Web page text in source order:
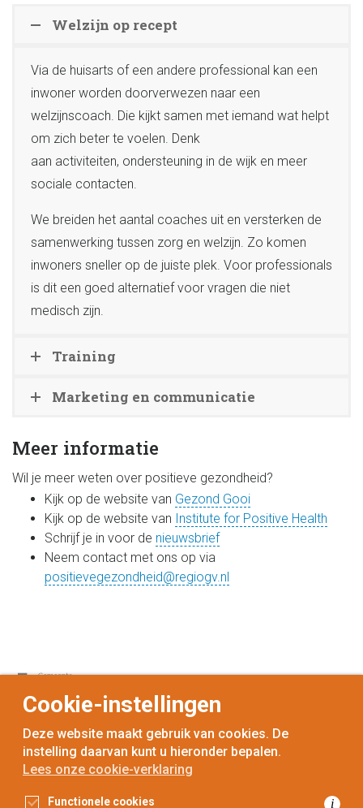
Welzijn op recept
Via de huisarts of een andere professional kan een
inwoner worden doorverwezen naar een
welzijnscoach. Die kijkt samen met iemand wat helpt
om zich beter te voelen. Denk
aan activiteiten, ondersteuning in de wijk en meer
sociale contacten.
We breiden het aantal coaches uit en versterken de
samenwerking tussen zorg en welzijn. Zo komen
inwoners sneller op de juiste plek. Voor professionals
is dit een goed alternatief voor vragen die niet
medisch zijn.
Training
Marketing en communicatie
Meer informatie
Wil je meer weten over positieve gezondheid?
Kijk op de website van Gezond Gooi
Kijk op de website van Institute for Positive Health
Schrijf je in voor de nieuwsbrief
Neem contact met ons op via
positievegezondheid@regiogv.nl
voorinwoners,metgemeenten
Cookie-instellingen
Deze website maakt gebruik van cookies. De
instelling daarvan kunt u hieronder bepalen.
Lees onze cookie-verklaring
Functionele cookies i